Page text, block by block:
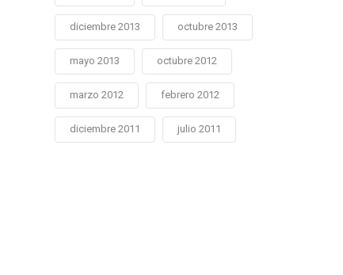
diciembre 2013 octubre 2013
mayo 2013 octubre 2012
marzo 2012 febrero 2012
diciembre 2011 julio 2011